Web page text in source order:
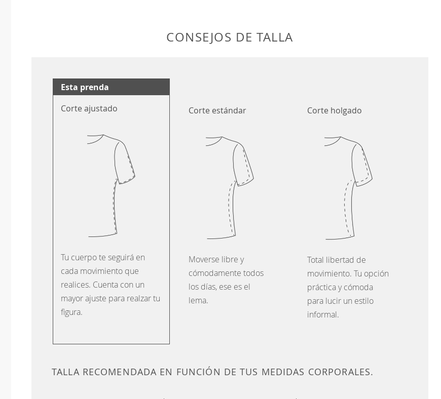
CONSEJOS DE TALLA
Esta prenda
Corte ajustado
Tu cuerpo te seguirá en
cada movimiento que
realices. Cuenta con un
mayor ajuste para realzar tu
figura.
Corte estándar
Moverse libre y
cómodamente todos
los días, ese es el
lema.
Corte holgado
Total libertad de
movimiento. Tu opción
práctica y cómoda
para lucir un estilo
informal.
TALLA RECOMENDADA EN FUNCIÓN DE TUS MEDIDAS CORPORALES.